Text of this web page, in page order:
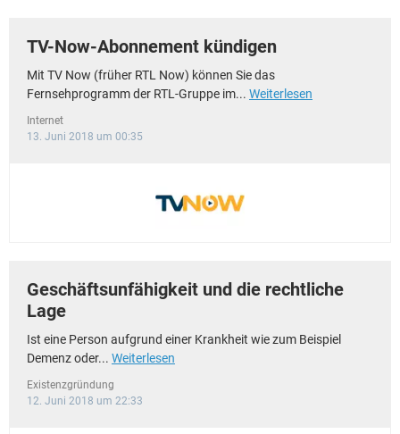
TV-Now-Abonnement kündigen
Mit TV Now (früher RTL Now) können Sie das
Fernsehprogramm der RTL-Gruppe im... Weiterlesen
Internet
13. Juni 2018 um 00:35
Geschäftsunfähigkeit und die rechtliche
Lage
Ist eine Person aufgrund einer Krankheit wie zum Beispiel
Demenz oder... Weiterlesen
Existenzgründung
12. Juni 2018 um 22:33